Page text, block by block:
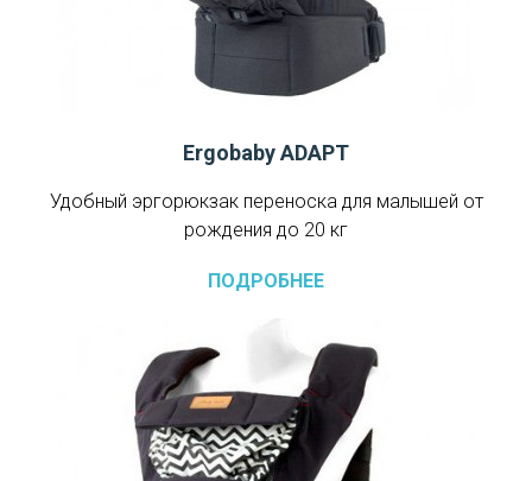
Ergobaby ADAPT
Удобный эргорюкзак переноска для малышей от
рождения до 20 кг
ПОДРОБНЕЕ